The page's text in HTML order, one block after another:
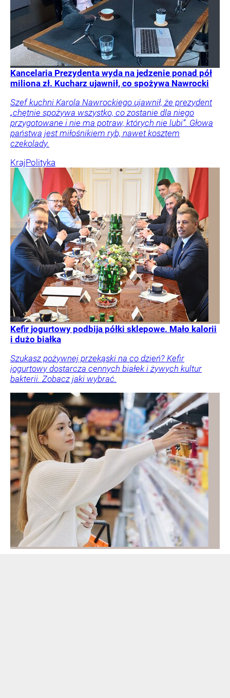
Kancelaria Prezydenta wyda na jedzenie ponad pół
miliona zł. Kucharz ujawnił, co spożywa Nawrocki
Szef kuchni Karola Nawrockiego ujawnił, że prezydent
„chętnie spożywa wszystko, co zostanie dla niego
przygotowane i nie ma potraw, których nie lubi”. Głowa
państwa jest miłośnikiem ryb, nawet kosztem
czekolady.
KrajPolityka
Kefir jogurtowy podbija półki sklepowe. Mało kalorii
i dużo białka
Szukasz pożywnej przekąski na co dzień? Kefir
jogurtowy dostarcza cennych białek i żywych kultur
bakterii. Zobacz jaki wybrać.